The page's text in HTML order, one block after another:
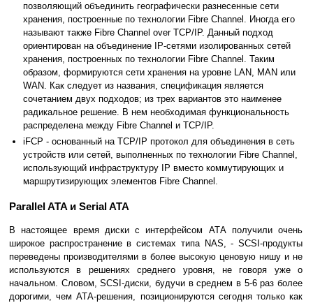
позволяющий объединить географически разнесенные сети
хранения, построенные по технологии Fibre Channel. Иногда его
называют также Fibre Channel over TCP/IP. Данный подход
ориентирован на объединение IP-сетями изолированных сетей
хранения, построенных по технологии Fibre Channel. Таким
образом, формируются сети хранения на уровне LAN, MAN или
WAN. Как следует из названия, спецификация является
сочетанием двух подходов; из трех вариантов это наименее
радикальное решение. В нем необходимая функциональность
распределена между Fibre Channel и TCP/IP.
iFCP - основанный на TCP/IP протокол для объединения в сеть
устройств или сетей, выполненных по технологии Fibre Channel,
использующий инфраструктуру IP вместо коммутирующих и
маршрутизирующих элементов Fibre Channel.
Parallel ATA и Serial ATA
В настоящее время диски с интерфейсом АТА получили очень
широкое распространение в системах типа NAS, - SCSI-продукты
переведены производителями в более высокую ценовую нишу и не
используются в решениях среднего уровня, не говоря уже о
начальном. Словом, SCSI-диски, будучи в среднем в 5-6 раз более
дорогими, чем АТА-решения, позиционируются сегодня только как